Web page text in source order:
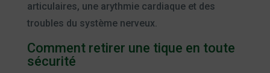
articulaires, une arythmie cardiaque et des
troubles du système nerveux.
Comment retirer une tique en toute
sécurité